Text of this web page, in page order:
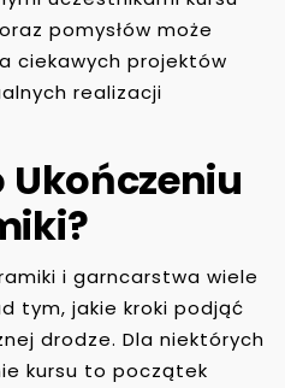
pomysłów może
ciekawych projektów
realizacji
Ukończeniu
i garncarstwa wiele
tym, jakie kroki podjąć
drodze. Dla niektórych
kursu to początek